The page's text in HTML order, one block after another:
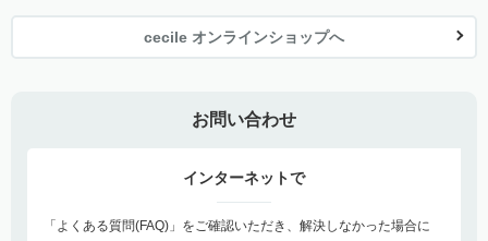
cecile オンラインショップへ
お問い合わせ
インターネットで
「よくある質問(FAQ)」をご確認いただき、解決しなかった場合に